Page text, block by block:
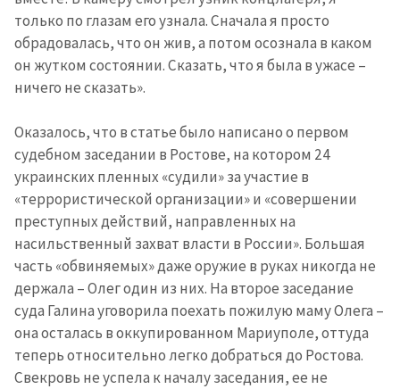
только по глазам его узнала. Сначала я просто
обрадовалась, что он жив, а потом осознала в каком
он жутком состоянии. Сказать, что я была в ужасе –
ничего не сказать».
Оказалось, что в статье было написано о первом
судебном заседании в Ростове, на котором 24
украинских пленных «судили» за участие в
«террористической организации» и «совершении
преступных действий, направленных на
насильственный захват власти в России». Большая
часть «обвиняемых» даже оружие в руках никогда не
держала – Олег один из них. На второе заседание
суда Галина уговорила поехать пожилую маму Олега –
она осталась в оккупированном Мариуполе, оттуда
теперь относительно легко добраться до Ростова.
Свекровь не успела к началу заседания, ее не